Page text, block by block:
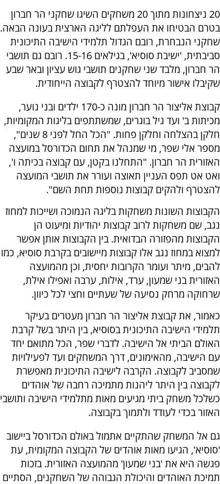
20 ניצחונות מתוך 20 משחקים השיגו שחקני הר חברון
בטרם הבטיחו את העפלתם לליגה הארצית בעונה הבאה.
שחקני הנבחרת, רובם הגדול תלמידי הישיבה התיכונית
סביבתית, 'ישיבת סוסיא', בגילאים 15-16. רובם גם תושבי
הר חברון, מלבד שני שחקנים תושבי גוש עציון ובאר שבע
שקיבלו אישור מיוחד להצטרף לקבוצה הייחודית.
קבוצת אליצור הר חברון מונה כ-170 ילדים ובני נוער,
מכיתות ב' ועד גיל בוגרים, שמשתתפים בליגות המקומיות,
חלקן בהצלחה וחלקן פחות. "הכל החל לפני 8 שנים",
מספר אלי שפר, מי שמנהל את תחום הכדורסל במועצה
האזורית הר חברון. "התחלנו בקטן, עם קבוצה בכיתה ו',
ואט אט תפס העניין תאוצה ועורר את תושבי המועצה
להצטרף ולהקים קבוצות נוספות תחת השם".
הקבוצות השונות משחקות בליגה הנמוכה ושייכות למחוז
נגב, שם משחקות לרוב קבוצות יהודיות ומיעוט הן
הקבוצות מהפזורה הבדואית. בין הקבוצות אותן אפשר
למצוא במחוז נגב אלו קבוצות מיישובים בקרבת סוסיא, כמו
להבים, מיתר ועומר הקרובות יחסית, וכן מהמועצה
האזורית בני שמעון, ערד, אילות, ערבה ואפילו אילת,
שרחוקה מרחק נסיעה של שעתיים וחצי לכל כיוון.
כאמור, את קבוצת אליצור הר חברון מעטרים בעיקר
תלמידי הישיבה התיכונית בסוסיא, בין היתר בשל קרבת
האולם הביתי אל הישיבה. לדברי שפר, הכל מתואם יחד
עם הישיבה, מהאימונים, דרך המשחקים ועד לפעילויות
שמסביב לקבוצה. הקרבה לישיבה התיכונית מאפשרת
לקבוצה בין היתר ליהנות מתמיכה רחבה של אוהדים
כשלכל משחק ביתי מגיעים מאות מתלמידי הישיבה ותושבי
האזור בכדי לעודד ולתמוך בקבוצה.
גם אל המשחק שהתקיים אתמול באולם הכדורסל ביישוב
'סוסיא', הגיעו מאות אוהדים של הקבוצה המקומית, עת
פגשה היא את 'בני שמעון' מהמועצה האזורית. בזכות
תמיכת האוהדים והיכולת הגבוהה של השחקנים, הסתיים